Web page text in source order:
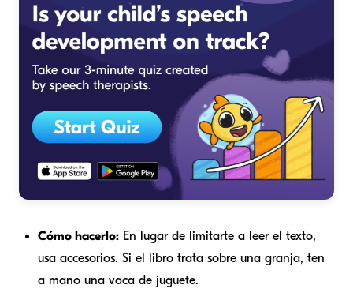
Cómo hacerlo: En lugar de limitarte a leer el texto,
usa accesorios. Si el libro trata sobre una granja, ten
a mano una vaca de juguete.